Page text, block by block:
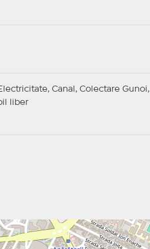
Canal, Colectare Gunoi,
liber